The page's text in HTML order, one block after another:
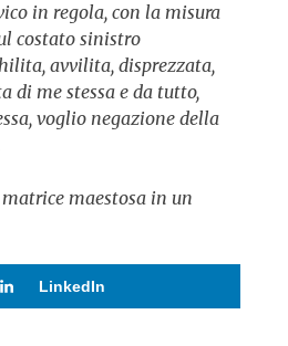
in regola, con la misura
costato sinistro
avvilita, disprezzata,
di me stessa e da tutto,
voglio negazione della
maestosa in un
LinkedIn